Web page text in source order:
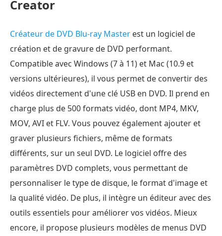
Creator
Créateur de DVD Blu-ray Master est un logiciel de
création et de gravure de DVD performant.
Compatible avec Windows (7 à 11) et Mac (10.9 et
versions ultérieures), il vous permet de convertir des
vidéos directement d'une clé USB en DVD. Il prend en
charge plus de 500 formats vidéo, dont MP4, MKV,
MOV, AVI et FLV. Vous pouvez également ajouter et
graver plusieurs fichiers, même de formats
différents, sur un seul DVD. Le logiciel offre des
paramètres DVD complets, vous permettant de
personnaliser le type de disque, le format d'image et
la qualité vidéo. De plus, il intègre un éditeur avec des
outils essentiels pour améliorer vos vidéos. Mieux
encore, il propose plusieurs modèles de menus DVD